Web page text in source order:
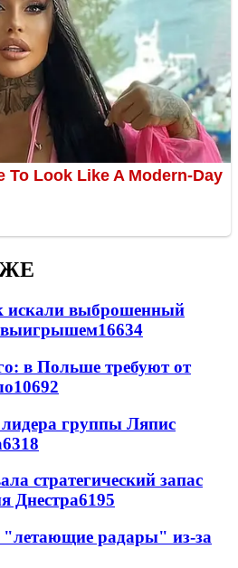
искали выброшенный
выигрышем16634
в Польше требуют от
10692
группы Ляпис
6318
стратегический запас
Днестра6195
радары" из-за